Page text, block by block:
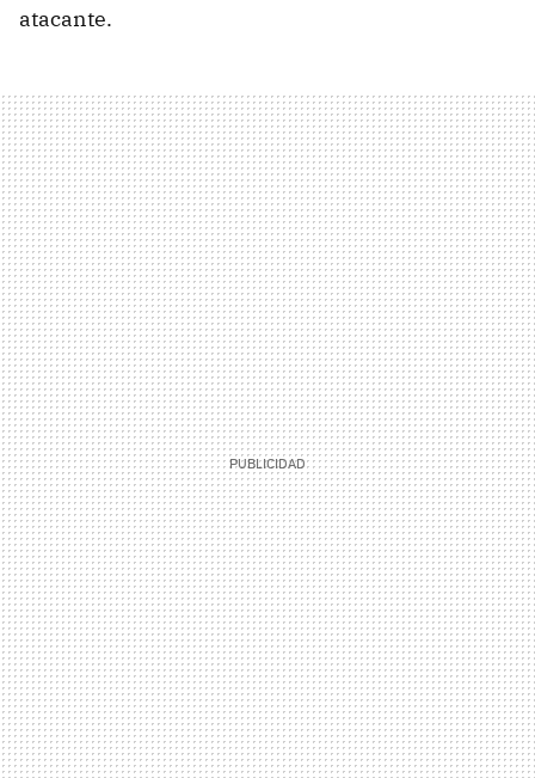
atacante.